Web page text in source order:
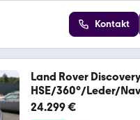
Kontakt
Land Rover
HSE/360°/Leder/
24.299 €